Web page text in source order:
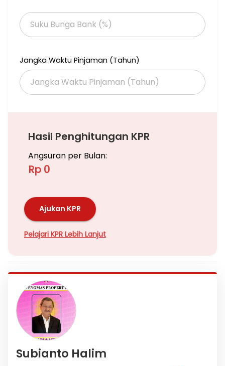
Jika anda butuh titip Jual/Sewa Apartemen ,Rumah, Ruko,
Gedung dan Tanah Bisa hubungi saya, Saya siap bantu
Hubungi
Subianto Venomas (Dem)
Jangka Waktu Pinjaman (Tahun)
Hasil Penghitungan KPR
Angsuran per Bulan:
Rp 0
Ajukan KPR
Pelajari KPR Lebih Lanjut
Subianto Halim